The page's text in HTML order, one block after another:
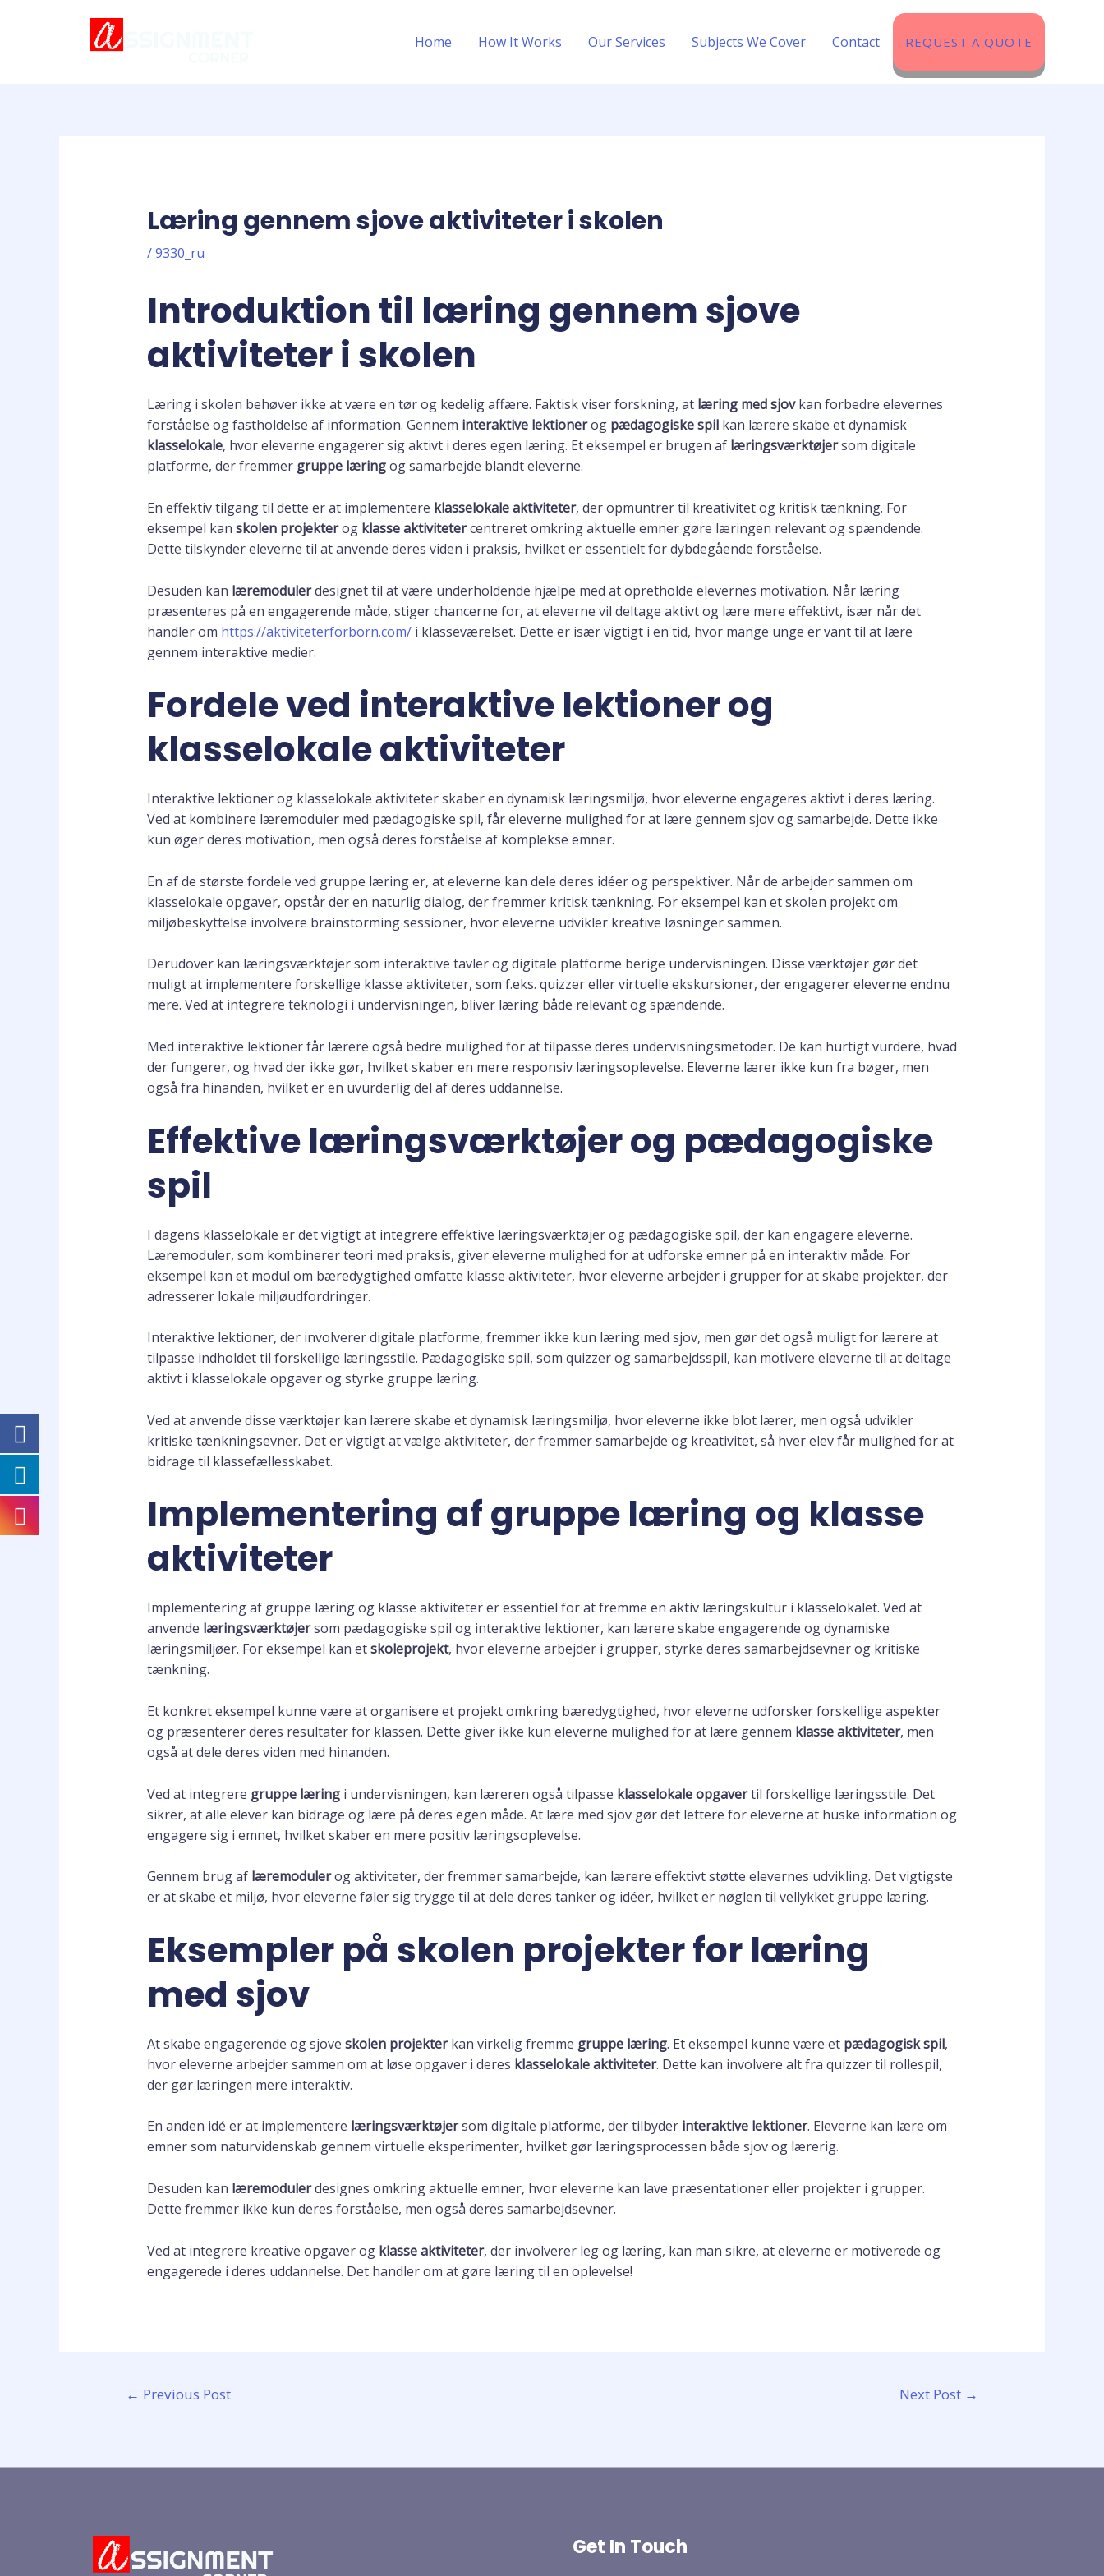
Home How It Works Our Services Subjects We Cover​ Contact REQUEST A QUOTE
Læring gennem sjove aktiviteter i skolen
/9330_ru
Introduktion til læring gennem sjove
aktiviteter i skolen
Læring i skolen behøver ikke at være en tør og kedelig affære. Faktisk viser forskning, at læring med sjovkan forbedre elevernes
forståelse og fastholdelse af information. Gennem interaktive lektionerog pædagogiske spilkan lærere skabe et dynamisk
klasselokale, hvor eleverne engagerer sig aktivt i deres egen læring. Et eksempel er brugen af læringsværktøjersom digitale
platforme, der fremmer gruppe læringog samarbejde blandt eleverne.
En effektiv tilgang til dette er at implementere klasselokale aktiviteter, der opmuntrer til kreativitet og kritisk tænkning. For
eksempel kan skolen projekterog klasse aktivitetercentreret omkring aktuelle emner gøre læringen relevant og spændende.
Dette tilskynder eleverne til at anvende deres viden i praksis, hvilket er essentielt for dybdegående forståelse.
Desuden kan læremodulerdesignet til at være underholdende hjælpe med at opretholde elevernes motivation. Når læring
præsenteres på en engagerende måde, stiger chancerne for, at eleverne vil deltage aktivt og lære mere effektivt, især når det
handler om https://aktiviteterforborn.com/i klasseværelset. Dette er især vigtigt i en tid, hvor mange unge er vant til at lære
gennem interaktive medier.
Fordele ved interaktive lektioner og
klasselokale aktiviteter
Interaktive lektioner og klasselokale aktiviteter skaber en dynamisk læringsmiljø, hvor eleverne engageres aktivt i deres læring.
Ved at kombinere læremoduler med pædagogiske spil, får eleverne mulighed for at lære gennem sjov og samarbejde. Dette ikke
kun øger deres motivation, men også deres forståelse af komplekse emner.
En af de største fordele ved gruppe læring er, at eleverne kan dele deres idéer og perspektiver. Når de arbejder sammen om
klasselokale opgaver, opstår der en naturlig dialog, der fremmer kritisk tænkning. For eksempel kan et skolen projekt om
miljøbeskyttelse involvere brainstorming sessioner, hvor eleverne udvikler kreative løsninger sammen.
Derudover kan læringsværktøjer som interaktive tavler og digitale platforme berige undervisningen. Disse værktøjer gør det
muligt at implementere forskellige klasse aktiviteter, som f.eks. quizzer eller virtuelle ekskursioner, der engagerer eleverne endnu
mere. Ved at integrere teknologi i undervisningen, bliver læring både relevant og spændende.
Med interaktive lektioner får lærere også bedre mulighed for at tilpasse deres undervisningsmetoder. De kan hurtigt vurdere, hvad
der fungerer, og hvad der ikke gør, hvilket skaber en mere responsiv læringsoplevelse. Eleverne lærer ikke kun fra bøger, men
også fra hinanden, hvilket er en uvurderlig del af deres uddannelse.
Effektive læringsværktøjer og pædagogiske
spil
I dagens klasselokale er det vigtigt at integrere effektive læringsværktøjer og pædagogiske spil, der kan engagere eleverne.
Læremoduler, som kombinerer teori med praksis, giver eleverne mulighed for at udforske emner på en interaktiv måde. For
eksempel kan et modul om bæredygtighed omfatte klasse aktiviteter, hvor eleverne arbejder i grupper for at skabe projekter, der
adresserer lokale miljøudfordringer.
Interaktive lektioner, der involverer digitale platforme, fremmer ikke kun læring med sjov, men gør det også muligt for lærere at
tilpasse indholdet til forskellige læringsstile. Pædagogiske spil, som quizzer og samarbejdsspil, kan motivere eleverne til at deltage
aktivt i klasselokale opgaver og styrke gruppe læring.
Ved at anvende disse værktøjer kan lærere skabe et dynamisk læringsmiljø, hvor eleverne ikke blot lærer, men også udvikler
kritiske tænkningsevner. Det er vigtigt at vælge aktiviteter, der fremmer samarbejde og kreativitet, så hver elev får mulighed for at
bidrage til klassefællesskabet.
Implementering af gruppe læring og klasse
aktiviteter
Implementering af gruppe læring og klasse aktiviteter er essentiel for at fremme en aktiv læringskultur i klasselokalet. Ved at
anvende læringsværktøjersom pædagogiske spil og interaktive lektioner, kan lærere skabe engagerende og dynamiske
læringsmiljøer. For eksempel kan etskoleprojekt, hvor eleverne arbejder i grupper, styrke deres samarbejdsevner og kritiske
tænkning.
Et konkret eksempel kunne være at organisere et projekt omkring bæredygtighed, hvor eleverne udforsker forskellige aspekter
og præsenterer deres resultater for klassen. Dette giver ikke kun eleverne mulighed for at lære gennem klasse aktiviteter, men
også at dele deres viden med hinanden.
Ved at integrere gruppe læringi undervisningen, kan læreren også tilpasse klasselokale opgavertil forskellige læringsstile. Det
sikrer, at alle elever kan bidrage og lære på deres egen måde. At lære med sjov gør det lettere for eleverne at huske information og
engagere sig i emnet, hvilket skaber en mere positiv læringsoplevelse.
Gennem brug af læremodulerog aktiviteter, der fremmer samarbejde, kan lærere effektivt støtte elevernes udvikling. Det vigtigste
er at skabe et miljø, hvor eleverne føler sig trygge til at dele deres tanker og idéer, hvilket er nøglen til vellykket gruppe læring.
Eksempler på skolen projekter for læring
med sjov
At skabe engagerende og sjove skolen projekterkan virkelig fremme gruppe læring. Et eksempel kunne være et pædagogisk spil,
hvor eleverne arbejder sammen om at løse opgaver i deres klasselokale aktiviteter. Dette kan involvere alt fra quizzer til rollespil,
der gør læringen mere interaktiv.
En anden idé er at implementere læringsværktøjersom digitale platforme, der tilbyder interaktive lektioner. Eleverne kan lære om
emner som naturvidenskab gennem virtuelle eksperimenter, hvilket gør læringsprocessen både sjov og lærerig.
Desuden kan læremodulerdesignes omkring aktuelle emner, hvor eleverne kan lave præsentationer eller projekter i grupper.
Dette fremmer ikke kun deres forståelse, men også deres samarbejdsevner.
Ved at integrere kreative opgaver og klasse aktiviteter, der involverer leg og læring, kan man sikre, at eleverne er motiverede og
engagerede i deres uddannelse. Det handler om at gøre læring til en oplevelse!
navigation
← Previous Post Next Post →
Get In Touch